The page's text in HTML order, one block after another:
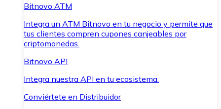
Bitnovo ATM
Integra un ATM Bitnovo en tu negocio y permite que
tus clientes compren cupones canjeables por
criptomonedas.
Bitnovo API
Integra nuestra API en tu ecosistema.
Conviértete en Distribuidor